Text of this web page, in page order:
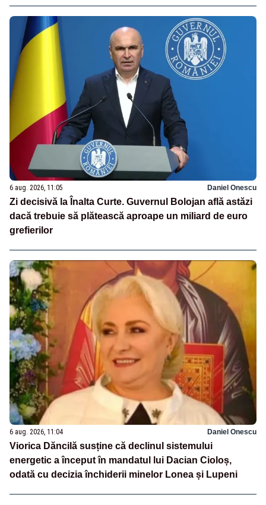
6 aug. 2026, 11:05 Daniel Onescu
Zi decisivă la Înalta Curte. Guvernul Bolojan află astăzi
dacă trebuie să plătească aproape un miliard de euro
grefierilor
6 aug. 2026, 11:04 Daniel Onescu
Viorica Dăncilă susține că declinul sistemului
energetic a început în mandatul lui Dacian Cioloș,
odată cu decizia închiderii minelor Lonea și Lupeni